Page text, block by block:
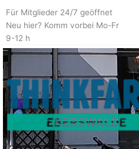
Für Mitglieder 24/7 geöffnet
Neu hier? Komm vorbei Mo-Fr
9-12 h